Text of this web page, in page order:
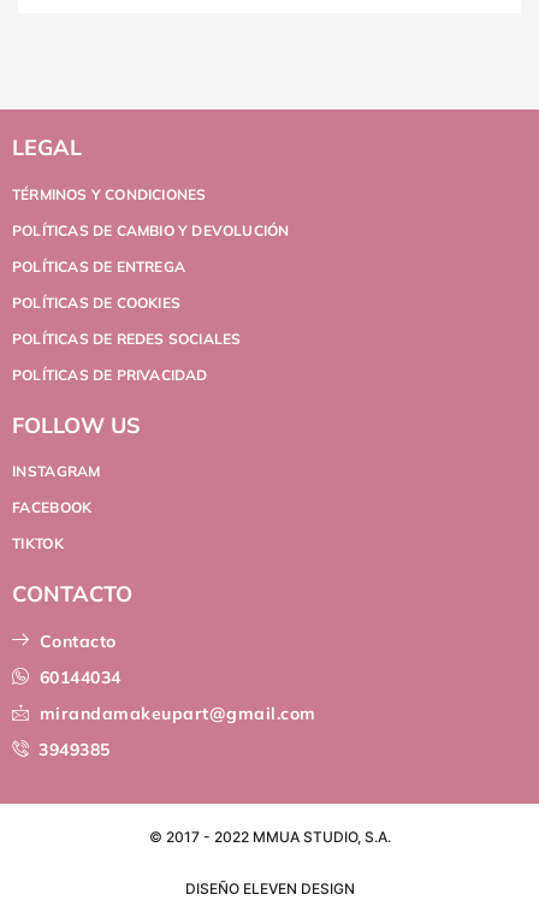
LEGAL
TÉRMINOS Y CONDICIONES
POLÍTICAS DE CAMBIO Y DEVOLUCIÓN
POLÍTICAS DE ENTREGA
POLÍTICAS DE COOKIES
POLÍTICAS DE REDES SOCIALES
POLÍTICAS DE PRIVACIDAD
FOLLOW US
INSTAGRAM
FACEBOOK
TIKTOK
CONTACTO
Contacto
60144034
mirandamakeupart@gmail.com
3949385
© 2017 - 2022 MMUA STUDIO, S.A.
DISEÑO ELEVEN DESIGN